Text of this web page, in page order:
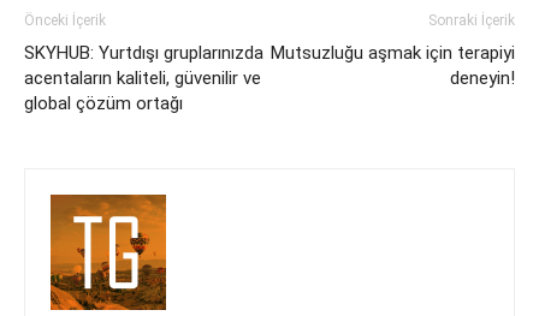
Önceki İçerik
SKYHUB: Yurtdışı gruplarınızda
acentaların kaliteli, güvenilir ve
global çözüm ortağı
Sonraki İçerik
Mutsuzluğu aşmak için terapiyi
deneyin!